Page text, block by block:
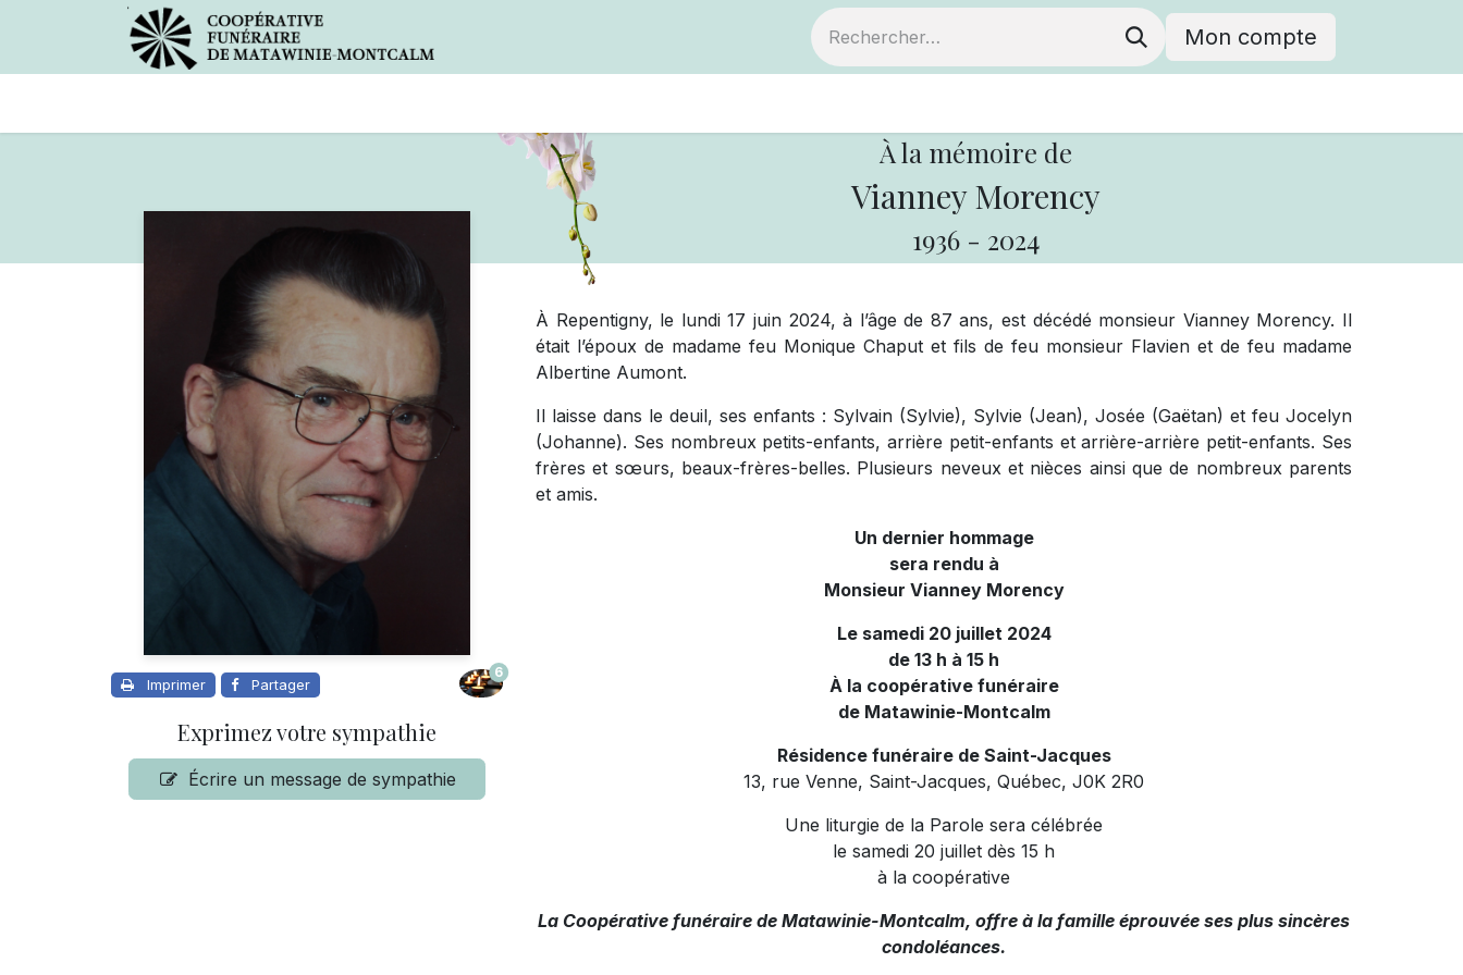
Mon compte
À la mémoire de
Vianney Morency
1936 - 2024
Imprimer Partager
6
Exprimez votre sympathie
Écrire un message de sympathie
À Repentigny, le lundi 17 juin 2024, à l’âge de 87 ans, est décédé monsieur Vianney Morency. Il
était l’époux de madame feu Monique Chaput et fils de feu monsieur Flavien et de feu madame
Albertine Aumont.
Il laisse dans le deuil, ses enfants : Sylvain (Sylvie), Sylvie (Jean), Josée (Gaëtan) et feu Jocelyn
(Johanne). Ses nombreux petits-enfants, arrière petit-enfants et arrière-arrière petit-enfants. Ses
frères et sœurs, beaux-frères-belles. Plusieurs neveux et nièces ainsi que de nombreux parents
et amis.
Un dernier hommage
sera rendu à
Monsieur Vianney Morency
Le samedi 20 juillet 2024
de 13 h à 15 h
À la coopérative funéraire
de Matawinie-Montcalm
Résidence funéraire de Saint-Jacques
13, rue Venne, Saint-Jacques, Québec, J0K 2R0
Une liturgie de la Parole sera célébrée
le samedi 20 juillet dès 15 h
à la coopérative
La Coopérative funéraire de Matawinie-Montcalm, offre à la famille éprouvée ses plus sincères
condoléances.